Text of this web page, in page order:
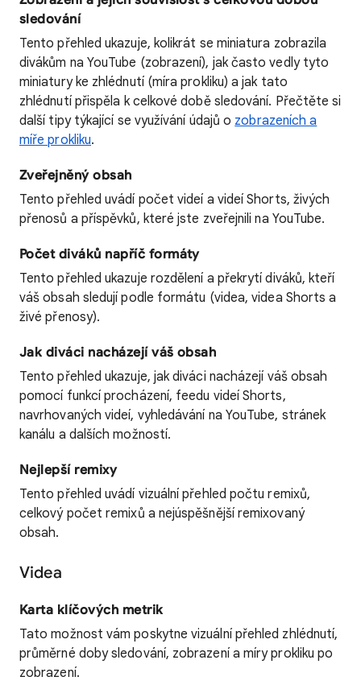
sledování
Tento přehled ukazuje, kolikrát se miniatura zobrazila
divákům na YouTube (zobrazení), jak často vedly tyto
miniatury ke zhlédnutí (míra prokliku) a jak tato
zhlédnutí přispěla k celkové době sledování. Přečtěte si
další tipy týkající se využívání údajů o zobrazeních a
míře prokliku.
Zveřejněný obsah
Tento přehled uvádí počet videí a videí Shorts, živých
přenosů a příspěvků, které jste zveřejnili na YouTube.
Počet diváků napříč formáty
Tento přehled ukazuje rozdělení a překrytí diváků, kteří
váš obsah sledují podle formátu (videa, videa Shorts a
živé přenosy).
Jak diváci nacházejí váš obsah
Tento přehled ukazuje, jak diváci nacházejí váš obsah
pomocí funkcí procházení, feedu videí Shorts,
navrhovaných videí, vyhledávání na YouTube, stránek
kanálu a dalších možností.
Nejlepší remixy
Tento přehled uvádí vizuální přehled počtu remixů,
celkový počet remixů a nejúspěšnější remixovaný
obsah.
Videa
Karta klíčových metrik
Tato možnost vám poskytne vizuální přehled zhlédnutí,
průměrné doby sledování, zobrazení a míry prokliku po
zobrazení.